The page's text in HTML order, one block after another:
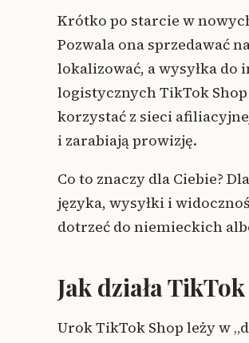
Krótko po starcie w
Pozwala ona sprzedawać
lokalizować, a wysyłka
logistycznych TikTok
korzystać z sieci
i zarabiają prowizję.
Co to znaczy dla Ciebie?
języka, wysyłki i
dotrzeć do niemieckich
Jak działa
Urok TikTok Shop leży w